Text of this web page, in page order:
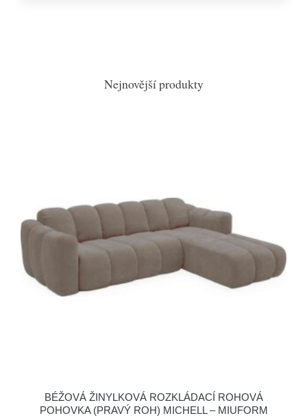
Nejnovější produkty
BÉŽOVÁ ŽINYLKOVÁ ROZKLÁDACÍ ROHOVÁ
POHOVKA (PRAVÝ ROH) MICHELL – MIUFORM